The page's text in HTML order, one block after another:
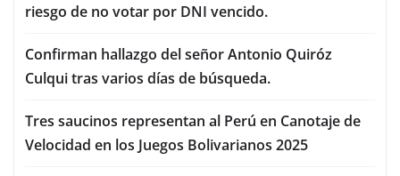
riesgo de no votar por DNI vencido.
Confirman hallazgo del señor Antonio Quiróz
Culqui tras varios días de búsqueda.
Tres saucinos representan al Perú en Canotaje de
Velocidad en los Juegos Bolivarianos 2025